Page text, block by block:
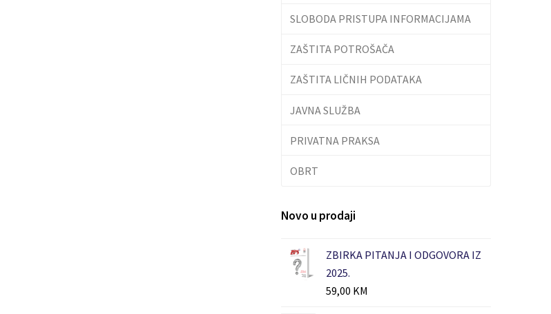
SLOBODA PRISTUPA INFORMACIJAMA
ZAŠTITA POTROŠAČA
ZAŠTITA LIČNIH PODATAKA
JAVNA SLUŽBA
PRIVATNA PRAKSA
OBRT
Novo u prodaji
ZBIRKA PITANJA I ODGOVORA IZ
2025.
59,00 KM